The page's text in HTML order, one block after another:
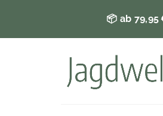
📦 ab